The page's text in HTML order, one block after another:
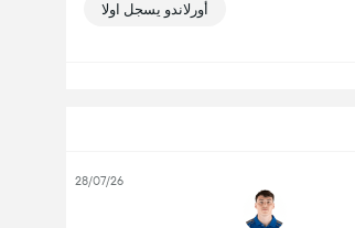
أورلاندو يسجل اولا
28/07/26